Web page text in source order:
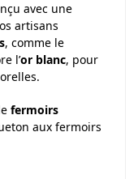
avec une
artisans
, comme le
l’or blanc, pour
fermoirs
aux fermoirs